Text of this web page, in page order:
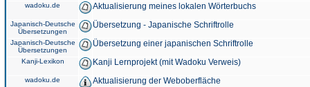
wadoku.de Aktualisierung meines lokalen Wörterbuchs
Japanisch-Deutsche
Übersetzungen
Übersetzung - Japanische Schriftrolle
Japanisch-Deutsche
Übersetzungen
Übersetzung einer japanischen Schriftrolle
Kanji-Lexikon Kanji Lernprojekt (mit Wadoku Verweis)
wadoku.de Aktualisierung der Weboberfläche